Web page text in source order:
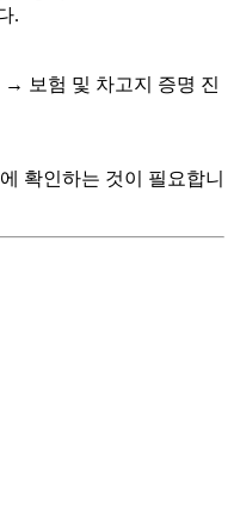
.
보험 및 차고지 증명 진
확인하는 것이 필요합니